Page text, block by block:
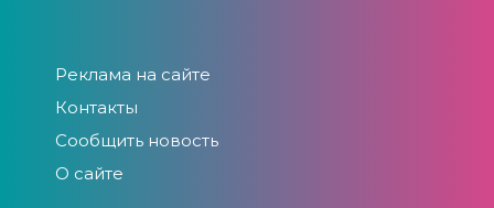
Реклама на сайте
Контакты
Сообщить новость
О сайте